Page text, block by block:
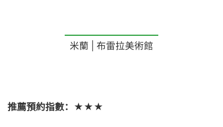
米蘭 | 布雷拉美術館
推薦預約指數：★★★